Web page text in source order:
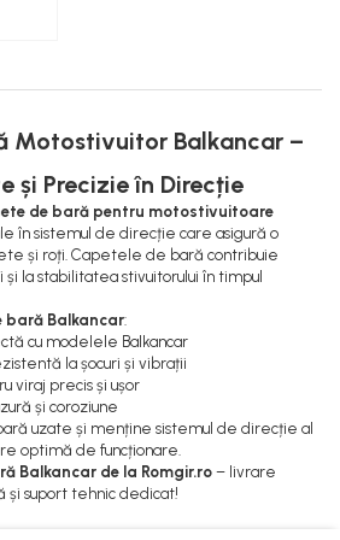
Motostivuitor Balkancar –
și Precizie în Direcție
de bară pentru motostivuitoare
în sistemul de direcție care asigură o
și roți. Capetele de bară contribuie
la stabilitatea stivuitorului în timpul
bară Balkancar:
cu modelele Balkancar
la șocuri și vibrații
viraj precis și ușor
și coroziune
uzate și menține sistemul de direcție al
optimă de funcționare.
Balkancar de la Romgir.ro – livrare
și suport tehnic dedicat!